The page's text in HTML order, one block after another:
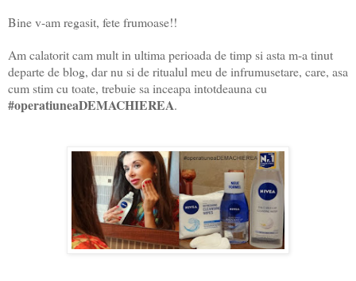
Bine v-am regasit, fete frumoase!!
Am calatorit cam mult in ultima perioada de timp si asta m-a tinut
departe de blog, dar nu si de ritualul meu de infrumusetare, care, asa
cum stim cu toate, trebuie sa inceapa intotdeauna cu
#operatiuneaDEMACHIEREA.